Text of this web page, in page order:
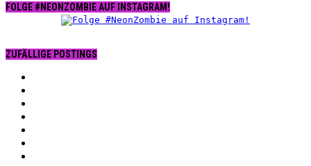
FOLGE #NEONZOMBIE AUF INSTAGRAM!
ZUFÄLLIGE POSTINGS